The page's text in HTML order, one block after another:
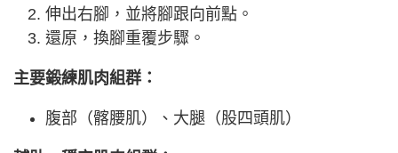
伸出右腳，並將腳跟向前點。
還原，換腳重覆步驟。
主要鍛練肌肉組群：
腹部（髂腰肌）、大腿（股四頭肌）